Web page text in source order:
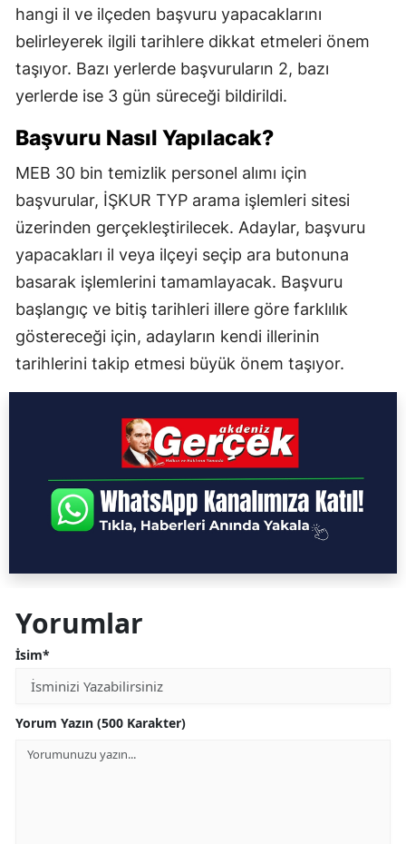
hangi il ve ilçeden başvuru yapacaklarını
belirleyerek ilgili tarihlere dikkat etmeleri önem
taşıyor. Bazı yerlerde başvuruların 2, bazı
yerlerde ise 3 gün süreceği bildirildi.
Başvuru Nasıl Yapılacak?
MEB 30 bin temizlik personel alımı için
başvurular, İŞKUR TYP arama işlemleri sitesi
üzerinden gerçekleştirilecek. Adaylar, başvuru
yapacakları il veya ilçeyi seçip ara butonuna
basarak işlemlerini tamamlayacak. Başvuru
başlangıç ve bitiş tarihleri illere göre farklılık
göstereceği için, adayların kendi illerinin
tarihlerini takip etmesi büyük önem taşıyor.
Yorumlar
İsim*
Yorum Yazın (500 Karakter)